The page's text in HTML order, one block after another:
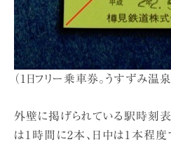
（1日フリー乗車券。うすずみ温
外壁に掲げられている駅時刻表
は1時間に2本、日中は1本程度